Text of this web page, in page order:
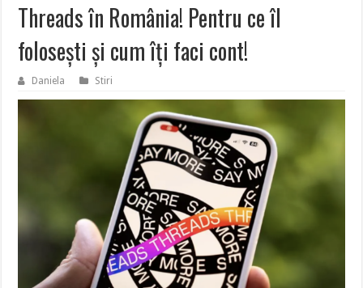
Threads în România! Pentru ce îl
folosești și cum îți faci cont!
Daniela Stiri